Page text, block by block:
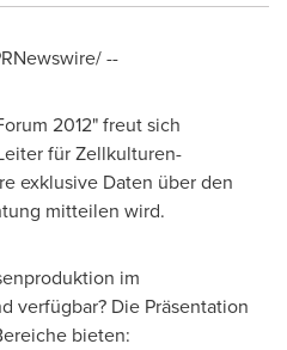
--
2012" freut sich
für Zellkulturen-
exklusive Daten über den
mitteilen wird.
im
verfügbar? Die Präsentation
bieten: